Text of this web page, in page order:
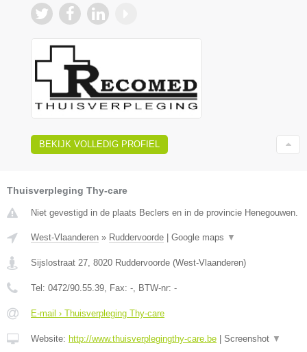
BEKIJK VOLLEDIG PROFIEL
Thuisverpleging Thy-care
Niet gevestigd in de plaats Beclers en in de provincie Henegouwen.
West-Vlaanderen » Ruddervoorde | Google maps ▼
Sijslostraat 27 8020 Ruddervoorde (West-Vlaanderen)
Tel: 0472/90.55.39 , Fax: - , BTW-nr: -
E-mail › Thuisverpleging Thy-care
Website: http://www.thuisverplegingthy-care.be | Screenshot ▼